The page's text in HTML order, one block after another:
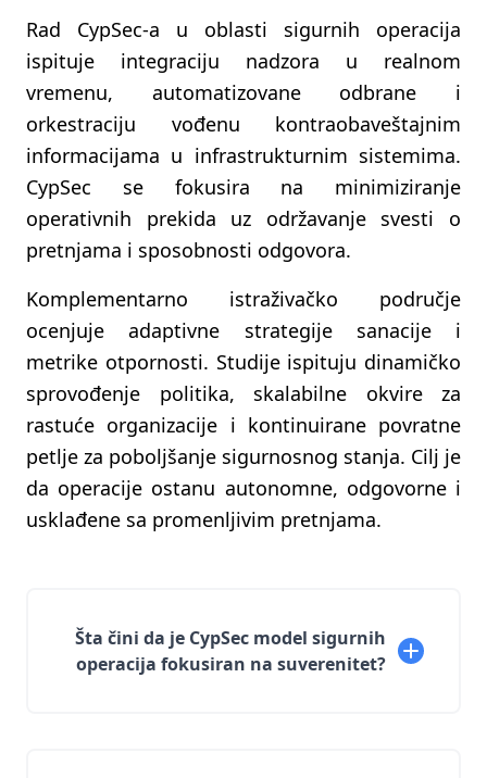
Rad CypSec-a u oblasti sigurnih operacija
ispituje integraciju nadzora u realnom
vremenu, automatizovane odbrane i
orkestraciju vođenu kontraobaveštajnim
informacijama u infrastrukturnim sistemima.
CypSec se fokusira na minimiziranje
operativnih prekida uz održavanje svesti o
pretnjama i sposobnosti odgovora.
Komplementarno istraživačko područje
ocenjuje adaptivne strategije sanacije i
metrike otpornosti. Studije ispituju dinamičko
sprovođenje politika, skalabilne okvire za
rastuće organizacije i kontinuirane povratne
petlje za poboljšanje sigurnosnog stanja. Cilj je
da operacije ostanu autonomne, odgovorne i
usklađene sa promenljivim pretnjama.
Šta čini da je CypSec model sigurnih
operacija fokusiran na suverenitet?